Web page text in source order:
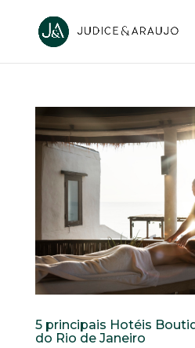
5 principais Hotéis
do Rio de Janeiro